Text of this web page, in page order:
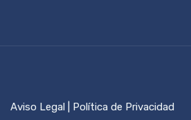
Aviso Legal | Política de Privacidad